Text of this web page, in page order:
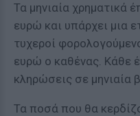
Τα μηνιαία χρηματικά
ευρώ και υπάρχει μια
τυχεροί
ευρώ ο καθένας. Κάθε
κληρώσεις σε μηνιαία
Τα ποσά που θα